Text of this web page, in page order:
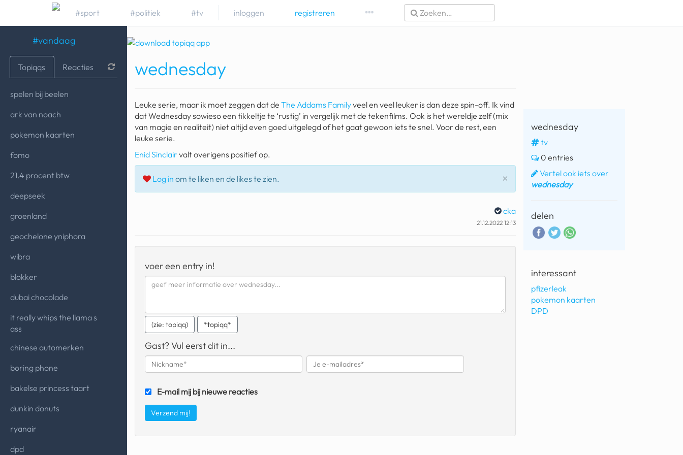
#sport #politiek #tv inloggen registreren
#vandaag
Topiqqs Reacties
spelen bij beelen
ark van noach
pokemon kaarten
fomo
21.4 procent btw
deepseek
groenland
geochelone yniphora
wibra
blokker
dubai chocolade
it really whips the llama s
ass
chinese automerken
boring phone
bakelse princess taart
dunkin donuts
ryanair
dpd
wednesday
Leuke serie, maar ik moet zeggen dat de The Addams Familyveel en veel leuker is dan deze spin-off. Ik vind
dat Wednesday sowieso een tikkeltje te ‘rustig’ in vergelijk met de tekenfilms. Ook is het wereldje zelf (mix
van magie en realiteit) niet altijd even goed uitgelegd of het gaat gewoon iets te snel. Voor de rest, een
leuke serie.
Enid Sinclair valt overigens positief op.
×Sluiten
Log in om te liken en de likes te zien.
cka
21.12.2022 12:13
voer een entry in!
(zie: topiqq) *topiqq*
Gast? Vul eerst dit in...
E-mail mij bij nieuwe reacties
wednesday
tv
0 entries
Vertel ook iets over
wednesday
delen
interessant
pfizerleak
pokemon kaarten
DPD